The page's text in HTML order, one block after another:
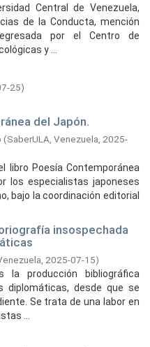
Central de Venezuela,
de la Conducta, mención
por el Centro de
y ...
25)
del Japón.
(SaberULA, Venezuela, 2025-
libro Poesía Contemporánea
los especialistas japoneses
bajo la coordinación editorial
insospechada
2025-07-15)
producción bibliográfica
diplomáticas, desde que se
Se trata de una labor en
...